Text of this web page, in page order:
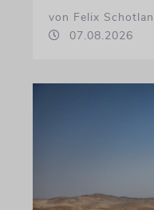
von Felix
07.08.2026